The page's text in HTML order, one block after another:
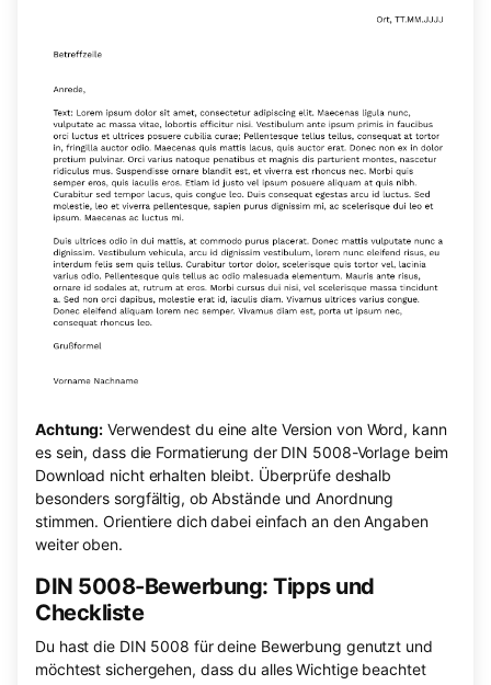
Achtung: Verwendest du eine alte Version von Word, kann
es sein, dass die Formatierung der DIN 5008-Vorlage beim
Download nicht erhalten bleibt. Überprüfe deshalb
besonders sorgfältig, ob Abstände und Anordnung
stimmen. Orientiere dich dabei einfach an den Angaben
weiter oben.
DIN 5008-Bewerbung: Tipps und
Checkliste
Du hast die DIN 5008 für deine Bewerbung genutzt und
möchtest sichergehen, dass du alles Wichtige beachtet